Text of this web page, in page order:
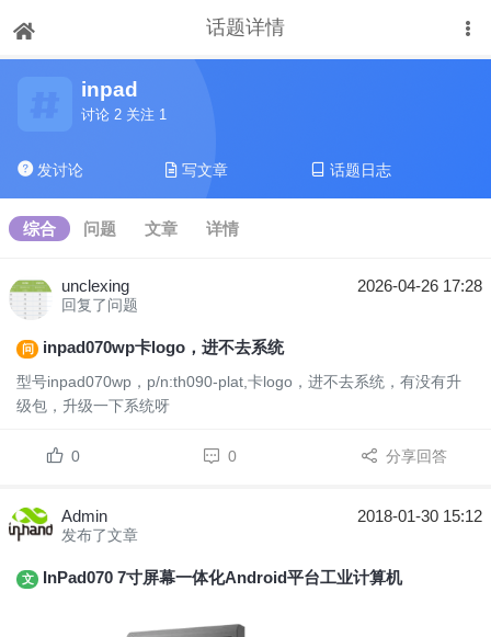
话题详情
下拉刷新
inpad
讨论 2 关注 1
发讨论 写文章 话题日志
综合 问题 文章 详情
unclexing
回复了问题
2026-04-26 17:28
问 inpad070wp卡logo，进不去系统
型号inpad070wp，p/n:th090-plat,卡logo，进不去系统，有没有升
级包，升级一下系统呀
0 0 分享回答
Admin
发布了文章
2018-01-30 15:12
文 InPad070 7寸屏幕一体化Android平台工业计算机